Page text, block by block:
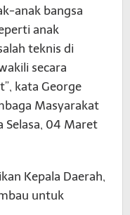
anak bangsa
anak
teknis di
secara
kata George
Masyarakat
Selasa, 04 Maret
Kepala Daerah,
untuk